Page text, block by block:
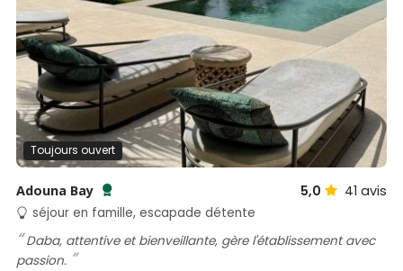
Toujours ouvert
Adouna Bay
Testé et approuvé par SénéGuide
5,0 41 avis
séjour en famille, escapade détente
Daba, attentive et bienveillante, gère l'établissement avec
passion.